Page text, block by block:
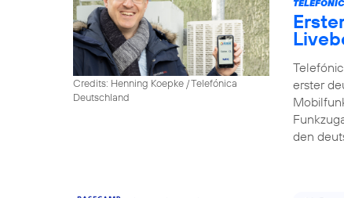
Credits: Henning Koepke / Telefónica
Deutschland
erster
den